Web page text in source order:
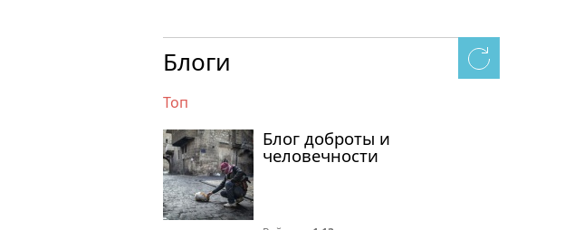
Блоги
Топ
Блог доброты и
человечности